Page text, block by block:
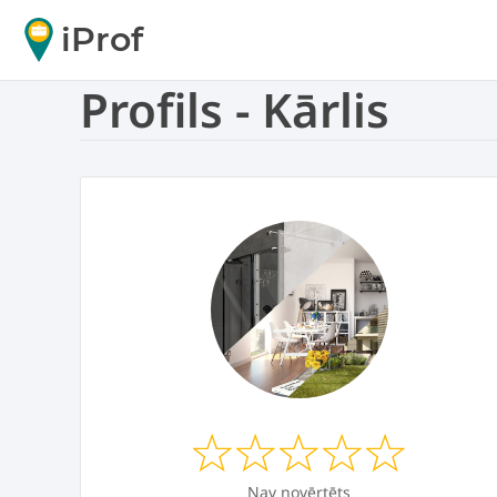
iProf
Profils - Kārlis
Nav novērtēts